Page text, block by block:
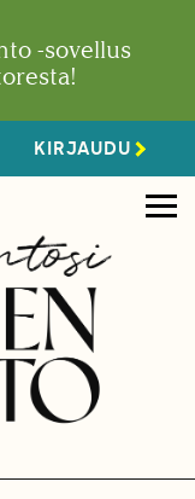
-sovellus
KIRJAUDU